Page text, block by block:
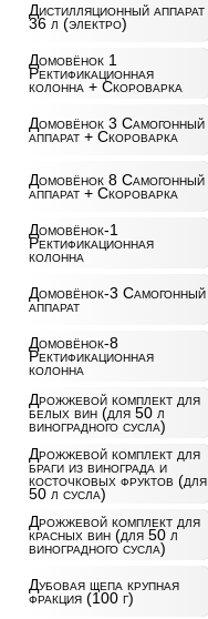
Дистилляционный аппарат
36 л (электро)
Домовёнок 1
Ректификационная
колонна + Скороварка
Домовёнок 3 Самогонный
аппарат + Скороварка
Домовёнок 8 Самогонный
аппарат + Скороварка
Домовёнок-1
Ректификационная
колонна
Домовёнок-3 Самогонный
аппарат
Домовёнок-8
Ректификационная
колонна
Дрожжевой комплект для
белых вин (для 50 л
виноградного сусла)
Дрожжевой комплект для
браги из винограда и
косточковых фруктов (для
50 л сусла)
Дрожжевой комплект для
красных вин (для 50 л
виноградного сусла)
Дубовая щепа крупная
фракция (100 г)